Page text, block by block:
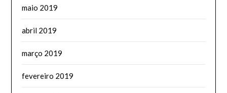
maio 2019
abril 2019
março 2019
fevereiro 2019